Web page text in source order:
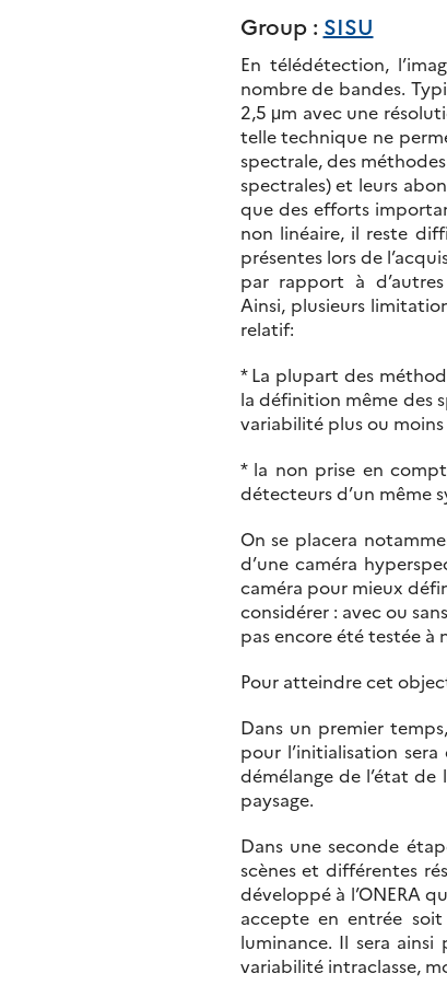
Group : SISU
En télédétection,
nombre de bandes.
2,5 μm avec une
telle technique ne
spectrale, des
spectrales) et leurs
que des efforts
non linéaire, il reste
présentes lors de
par rapport à
Ainsi, plusieurs
relatif:
* La plupart des
la définition même des
variabilité plus ou
* la non prise en
détecteurs d’un même
On se placera
d’une caméra
caméra pour mieux
considérer : avec ou
pas encore été testée à
Pour atteindre cet
Dans un premier
pour l’initialisation
démélange de l’état de
paysage.
Dans une seconde
scènes et différentes
développé à l’ONERA
accepte en entrée
luminance. Il sera ainsi
variabilité intraclasse,